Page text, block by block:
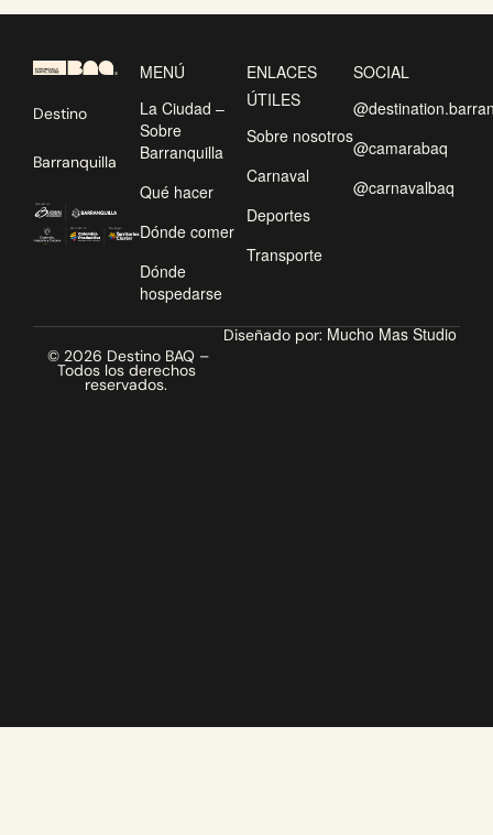
Destino
Barranquilla
MENÚ
La Ciudad –
Sobre
Barranquilla
Qué hacer
Dónde comer
Dónde
hospedarse
ENLACES
ÚTILES
Sobre nosotros
Carnaval
Deportes
Transporte
SOCIAL
@camarabaq
@carnavalbaq
© 2026 Destino BAQ –
Todos los derechos
reservados.
Diseñado por: Mucho Mas Studio